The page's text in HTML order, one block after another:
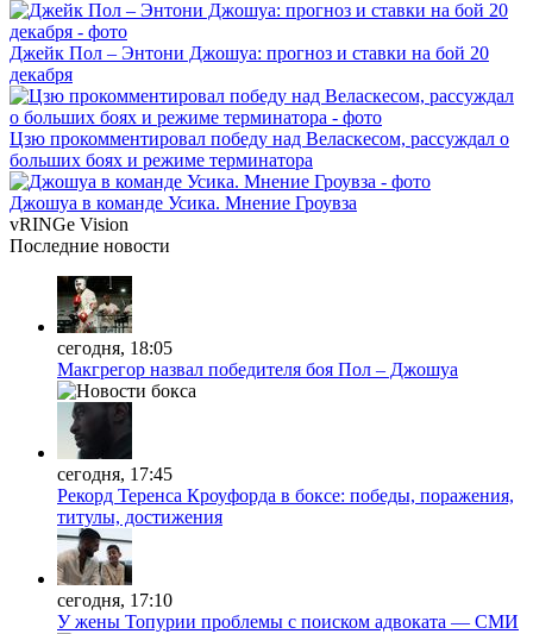
Джейк Пол – Энтони Джошуа: прогноз и ставки на бой 20
декабря
Цзю прокомментировал победу над Веласкесом, рассуждал о
больших боях и режиме терминатора
Джошуа в команде Усика. Мнение Гроувза
vRINGe Vision
Последние новости
сегодня, 18:05
Макгрегор назвал победителя боя Пол – Джошуа
сегодня, 17:45
Рекорд Теренса Кроуфорда в боксе: победы, поражения,
титулы, достижения
сегодня, 17:10
У жены Топурии проблемы с поиском адвоката — СМИ